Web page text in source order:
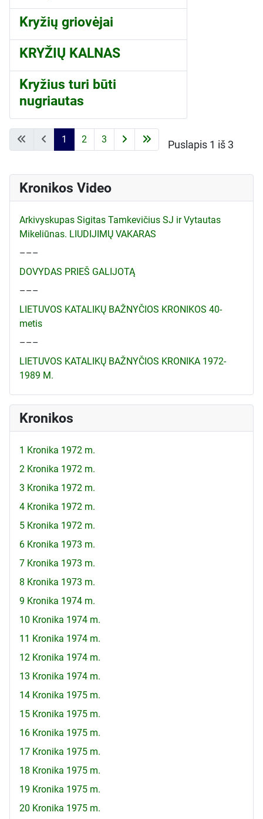
Kryžių griovėjai
KRYŽIŲ KALNAS
Kryžius turi būti
nugriautas
Puslapis 1 iš 3
1 2 3
Kronikos Video
Arkivyskupas Sigitas Tamkevičius SJ ir Vytautas
Mikeliūnas. LIUDIJIMŲ VAKARAS
–––
DOVYDAS PRIEŠ GALIJOTĄ
–––
LIETUVOS KATALIKŲ BAŽNYČIOS KRONIKOS 40-
metis
–––
LIETUVOS KATALIKŲ BAŽNYČIOS KRONIKA 1972-
1989 M.
Kronikos
1 Kronika 1972 m.
2 Kronika 1972 m.
3 Kronika 1972 m.
4 Kronika 1972 m.
5 Kronika 1972 m.
6 Kronika 1973 m.
7 Kronika 1973 m.
8 Kronika 1973 m.
9 Kronika 1974 m.
10 Kronika 1974 m.
11 Kronika 1974 m.
12 Kronika 1974 m.
13 Kronika 1974 m.
14 Kronika 1975 m.
15 Kronika 1975 m.
16 Kronika 1975 m.
17 Kronika 1975 m.
18 Kronika 1975 m.
19 Kronika 1975 m.
20 Kronika 1975 m.